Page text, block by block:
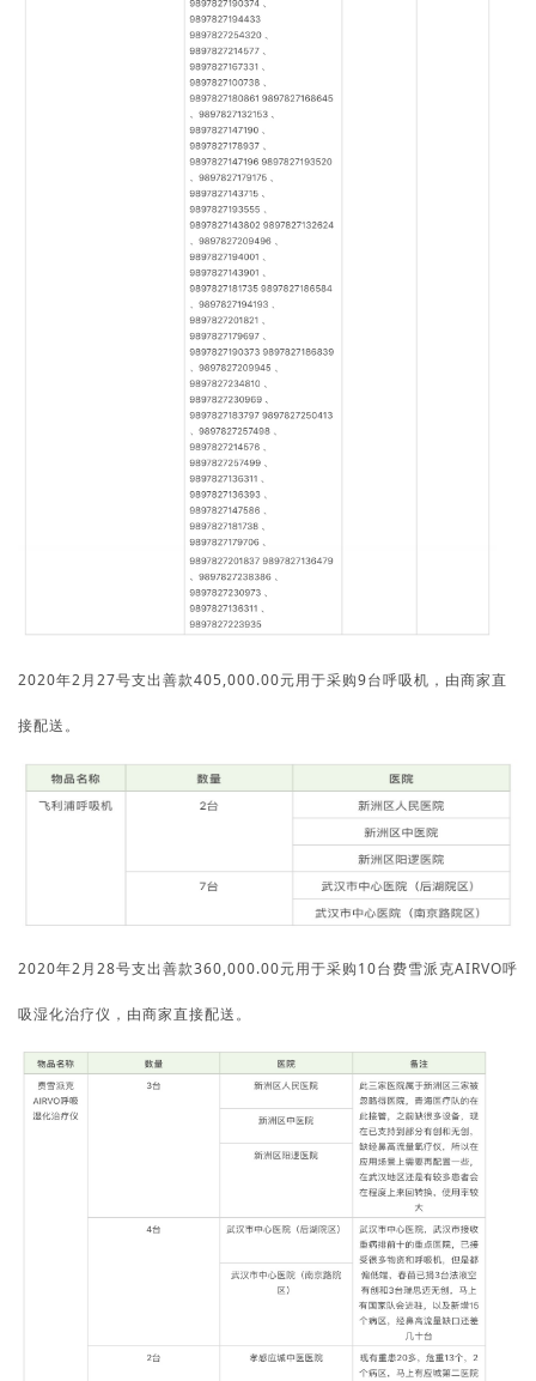
2020年2月27号支出善款405,000.00元用于采购9台呼吸机，由商家直
接配送。
2020年2月28号支出善款360,000.00元用于采购10台费雪派克AIRVO呼
吸湿化治疗仪，由商家直接配送。